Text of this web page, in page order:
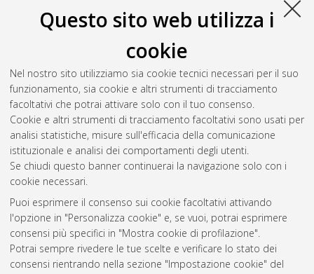
Questo sito web utilizza i
cookie
Nel nostro sito utilizziamo sia cookie tecnici necessari per il suo
funzionamento, sia cookie e altri strumenti di tracciamento
facoltativi che potrai attivare solo con il tuo consenso.
Cookie e altri strumenti di tracciamento facoltativi sono usati per
analisi statistiche, misure sull'efficacia della comunicazione
istituzionale e analisi dei comportamenti degli utenti.
Se chiudi questo banner continuerai la navigazione solo con i
cookie necessari.
Puoi esprimere il consenso sui cookie facoltativi attivando
l'opzione in "Personalizza cookie" e, se vuoi, potrai esprimere
consensi più specifici in "Mostra cookie di profilazione".
Potrai sempre rivedere le tue scelte e verificare lo stato dei
consensi rientrando nella sezione "Impostazione cookie" del
Paganelli, Filippo(2012)Cooperazione e competizione nel
mercato aereo: scenario corrente, possibili evoluzioni e
, [Dissertation thesis], Alma Mater
Studiorum Università di Bologna. Dottorato di ricerca in
Ingegneria geomatica e dei trasporti, 24 Ciclo. DOI
10.6092/unibo/amsdottorato/4906.
Questa lista e' stata generata il Wed Aug 5 20:45:11 2026
Atom
Rss 1.0
Rss 2.0